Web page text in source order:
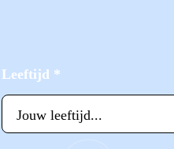
Leeftijd *